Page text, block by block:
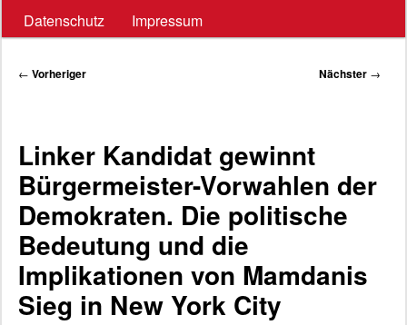
Datenschutz
Impressum
Beitragsnavigation
← Vorheriger Nächster →
Linker Kandidat gewinnt
Bürgermeister-Vorwahlen der
Demokraten. Die politische
Bedeutung und die
Implikationen von Mamdanis
Sieg in New York City